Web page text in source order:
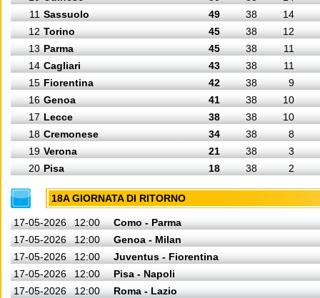
11 Sassuolo 49 38
14
12 Torino 45 38
12
13 Parma 45 38
11
14 Cagliari 43 38
11
15 Fiorentina 42 38
9
16 Genoa 41 38
10
17 Lecce 38 38
10
18 Cremonese 34 38
8
19 Verona 21 38
3
20 Pisa 18 38 2
18A GIORNATA DI RITORNO
17-05-2026 12:00
Como - Parma
17-05-2026
12:00
Genoa - Milan
17-05-2026
12:00
Juventus - Fiorentina
17-05-2026
12:00
Pisa - Napoli
17-05-2026
12:00
Roma - Lazio